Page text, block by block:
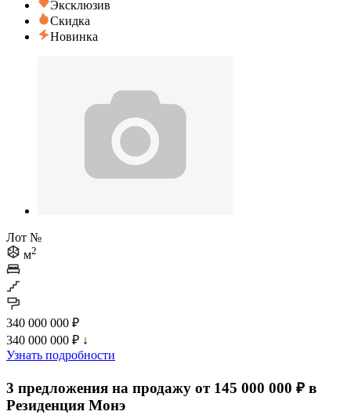
Эксклюзив
Скидка
Новинка
Лот №
м2
340 000 000 ₽
340 000 000 ₽ ↓
Узнать подробности
3 предложения на продажу от 145 000 000 ₽ в
Резиденция Монэ